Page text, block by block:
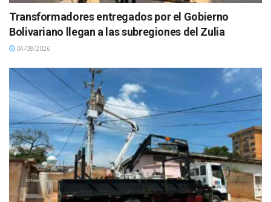
Transformadores entregados por el Gobierno
Bolivariano llegan a las subregiones del Zulia
04/08/2026